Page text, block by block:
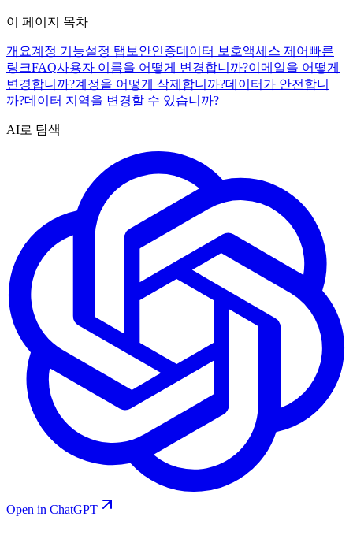
이 페이지 목차
개요계정 기능설정 탭 보안인증데이터 보호액세스 제어 빠른
링크FAQ사용자 이름을 어떻게 변경합니까?이메일을 어떻게
변경합니까?계정을 어떻게 삭제합니까?데이터가 안전합니
까?데이터 지역을 변경할 수 있습니까?
AI로 탐색
Open in ChatGPT